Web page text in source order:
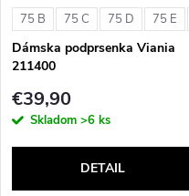
75 B 75 C 75 D 75 E
Dámska podprsenka Viania
211400
€39,90
Skladom >6 ks
DETAIL